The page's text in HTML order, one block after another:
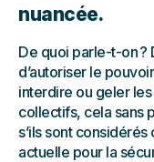
nuancée.
De quoi parle-t-on ?
d’autoriser le
interdire ou geler
collectifs, cela sans
s’ils sont
actuelle pour la